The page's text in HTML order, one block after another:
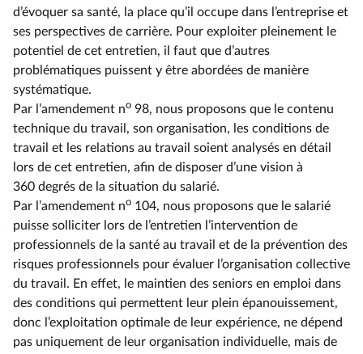
d’évoquer sa santé, la place qu’il occupe dans l’entreprise et
ses perspectives de carrière. Pour exploiter pleinement le
potentiel de cet entretien, il faut que d’autres
problématiques puissent y être abordées de manière
systématique.
Par l’amendement no 98, nous proposons que le contenu
technique du travail, son organisation, les conditions de
travail et les relations au travail soient analysés en détail
lors de cet entretien, afin de disposer d’une vision à
360 degrés de la situation du salarié.
Par l’amendement no 104, nous proposons que le salarié
puisse solliciter lors de l’entretien l’intervention de
professionnels de la santé au travail et de la prévention des
risques professionnels pour évaluer l’organisation collective
du travail. En effet, le maintien des seniors en emploi dans
des conditions qui permettent leur plein épanouissement,
donc l’exploitation optimale de leur expérience, ne dépend
pas uniquement de leur organisation individuelle, mais de